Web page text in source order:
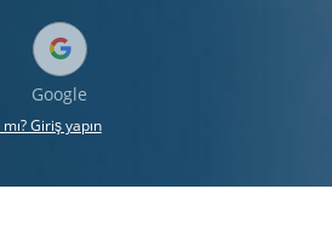
Google
Giriş yapın